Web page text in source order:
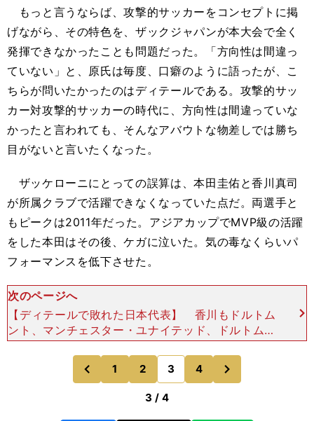
もっと言うならば、攻撃的サッカーをコンセプトに掲
げながら、その特色を、ザックジャパンが本大会で全く
発揮できなかったことも問題だった。「方向性は間違っ
ていない」と、原氏は毎度、口癖のように語ったが、こ
ちらが問いたかったのはディテールである。攻撃的サッ
カー対攻撃的サッカーの時代に、方向性は間違っていな
かったと言われても、そんなアバウトな物差しでは勝ち
目がないと言いたくなった。
ザッケローニにとっての誤算は、本田圭佑と香川真司
が所属クラブで活躍できなくなっていた点だ。両選手と
もピークは2011年だった。アジアカップでMVP級の活躍
をした本田はその後、ケガに泣いた。気の毒なくらいパ
フォーマンスを低下させた。
次のページへ
【ディテールで敗れた日本代表】 香川もドルトム
ント、マンチェスター・ユナイテッド、ドルトムン
トと移籍をくり返したが、2011年当時のようなパ
フォーマンスは拝めなくなっていた。所属クラブで
活躍できずに
前
のページへ
1 2 3 4
のページへ
3 / 4